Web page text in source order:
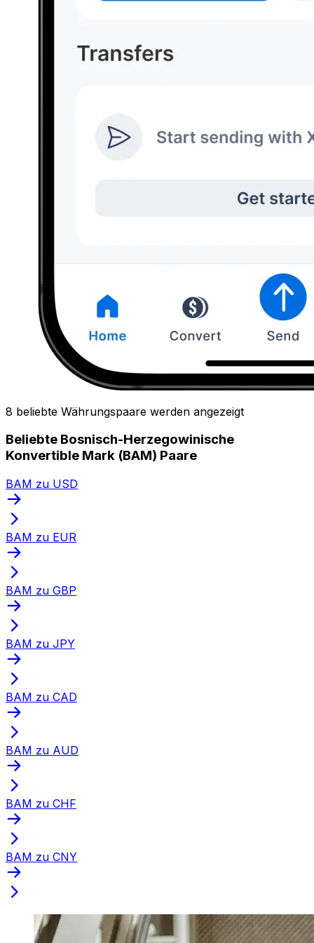
8 beliebte Währungspaare werden angezeigt
Beliebte Bosnisch-Herzegowinische
Konvertible Mark (BAM) Paare
BAM zu USD
BAM zu EUR
BAM zu GBP
BAM zu JPY
BAM zu CAD
BAM zu AUD
BAM zu CHF
BAM zu CNY